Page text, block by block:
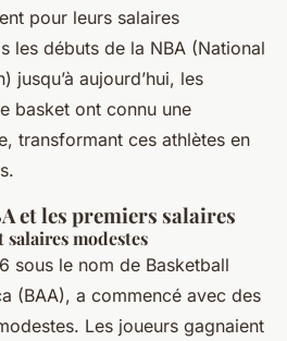
pour leurs salaires
les débuts de la NBA (National
jusqu’à aujourd’hui, les
basket ont connu une
transformant ces athlètes en
et les premiers salaires
salaires modestes
sous le nom de Basketball
(BAA), a commencé avec des
Les joueurs gagnaient